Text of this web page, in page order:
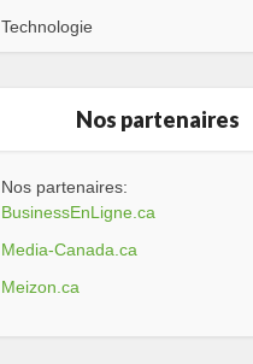
Technologie
Nos partenaires
Nos partenaires:
BusinessEnLigne.ca
Media-Canada.ca
Meizon.ca